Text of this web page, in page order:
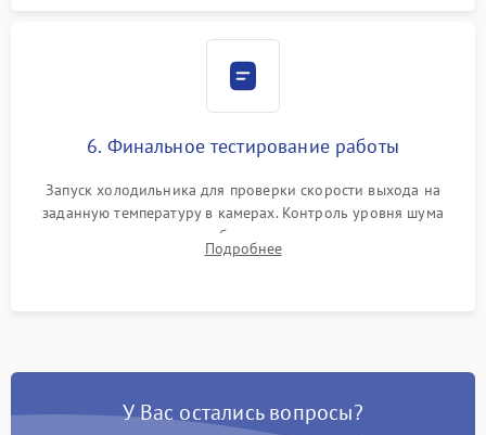
6. Финальное тестирование работы
Запуск холодильника для проверки скорости выхода на
заданную температуру в камерах. Контроль уровня шума
компрессора, отсутствия обмерзания стенок и корректного
срабатывания системы автоматической оттайки.
Подробнее
У Вас остались вопросы?